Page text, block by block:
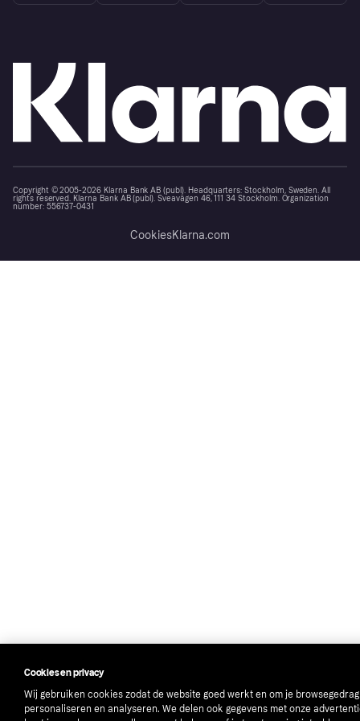
Copyright © 2005-2026 Klarna Bank AB (publ). Headquarters: Stockholm, Sweden. All
rights reserved. Klarna Bank AB (publ). Sveavägen 46, 111 34 Stockholm. Organization
number: 556737-0431
CookiesKlarna.com
Cookies en privacy
Wij gebruiken cookies zodat de website goed werkt en om je
personaliseren en analyseren. We delen ook gegevens met onze